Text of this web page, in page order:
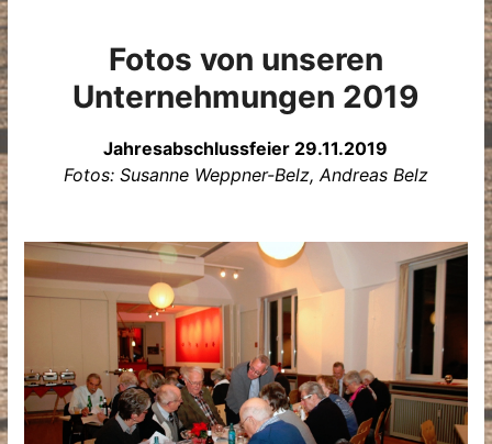
Fotos von unseren
Unternehmungen 2019
Jahresabschlussfeier 29.11.2019
Fotos: Susanne Weppner-Belz, Andreas Belz